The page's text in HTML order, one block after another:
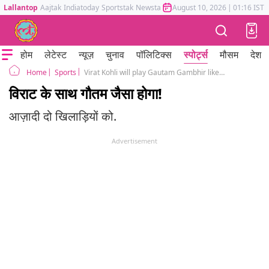
Lallantop Aajtak Indiatoday Sportstak Newstak Mumbai Tak Astrotak
August 10, 2026 | 01:16 IST
होम लेटेस्ट न्यूज़ चुनाव पॉलिटिक्स स्पोर्ट्स मौसम देश
Home Sports Virat Kohli will play Gautam Gambhir like role in World Cup
विराट के साथ गौतम जैसा होगा!
आज़ादी दो खिलाड़ियों को.
Advertisement